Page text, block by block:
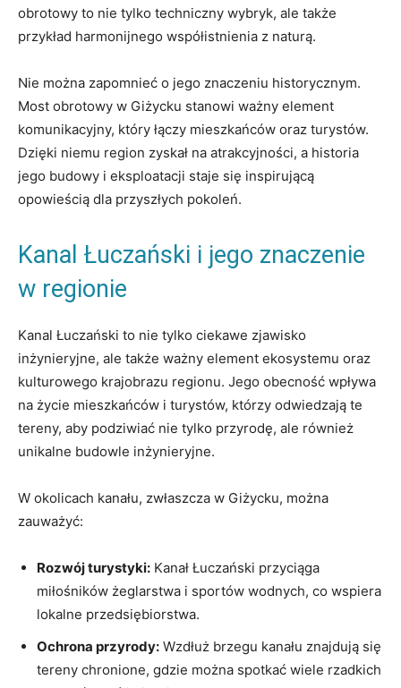
obrotowy to⁤ nie tylko techniczny wybryk, ale także ​
przykład harmonijnego współistnienia z naturą.
Nie można‍ zapomnieć o⁢ jego znaczeniu historycznym.
Most obrotowy w Giżycku ⁢stanowi ważny element
komunikacyjny, który ‌łączy mieszkańców ​oraz⁣ turystów.
Dzięki ⁤niemu‌ region ​zyskał ‌na ⁤atrakcyjności, a historia ​
jego budowy i eksploatacji staje się inspirującą
opowieścią dla przyszłych pokoleń.
Kanal ‍Łuczański i jego‍ znaczenie
w regionie
Kanal Łuczański to‍ nie tylko ciekawe‍ zjawisko
⁤inżynieryjne, ale także ważny element ‌ekosystemu oraz
‌kulturowego krajobrazu regionu.‌ Jego obecność ‍wpływa
na życie mieszkańców i turystów, ‍którzy odwiedzają te
tereny, aby podziwiać nie tylko przyrodę, ale również
unikalne​ budowle inżynieryjne.
W okolicach ‌kanału,​ zwłaszcza ‌w Giżycku, można
zauważyć:
Rozwój turystyki: Kanał Łuczański‍ przyciąga
⁤miłośników ​żeglarstwa i sportów‌ wodnych, co ⁤wspiera
lokalne przedsiębiorstwa.
Ochrona‍ przyrody: ⁢Wzdłuż brzegu kanału znajdują się
tereny chronione, gdzie można spotkać wiele rzadkich